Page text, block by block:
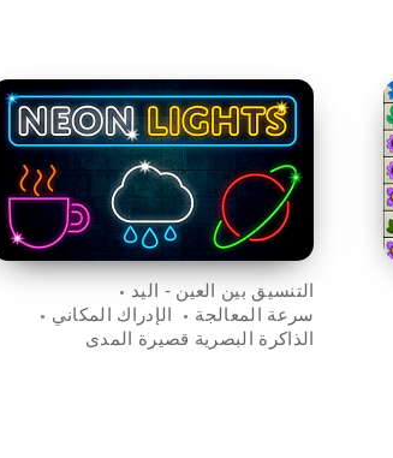
التنسيق بين العين - اليد
سرعة المعالجة
الإدراك المكاني
الذاكرة البصرية قصيرة المدى